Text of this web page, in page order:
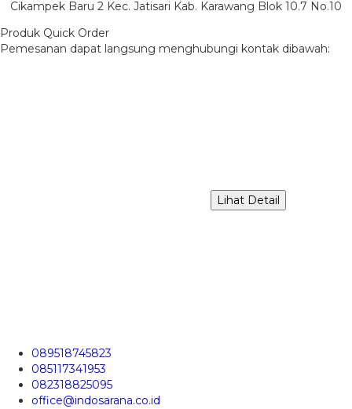
Cikampek Baru 2 Kec. Jatisari Kab. Karawang Blok 10.7 No.10
Produk Quick Order
Pemesanan dapat langsung menghubungi kontak dibawah:
Lihat Detail
089518745823
085117341953
082318825095
office@indosarana.co.id